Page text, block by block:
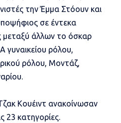
την Έμμα Στόουν και
σε έντεκα
μεταξύ άλλων το όσκαρ
γυναικείου ρόλου,
ρόλου, Μοντάζ,
Κουέιντ ανακοίνωσαν
23 κατηγορίες.